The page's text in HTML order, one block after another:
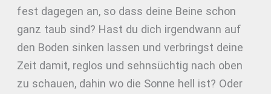
fest dagegen an, so dass deine Beine schon
ganz taub sind? Hast du dich irgendwann auf
den Boden sinken lassen und verbringst deine
Zeit damit, reglos und sehnsüchtig nach oben
zu schauen, dahin wo die Sonne hell ist? Oder